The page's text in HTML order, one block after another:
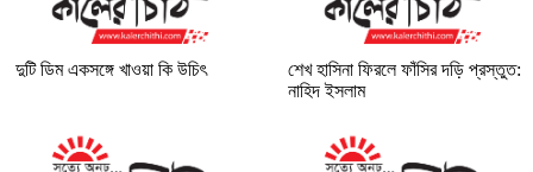
দুটি ডিম একসঙ্গে খাওয়া কি উচিৎ
শেখ হাসিনা ফিরলে ফাঁসির দড়ি প্রস্তুত:
নাহিদ ইসলাম